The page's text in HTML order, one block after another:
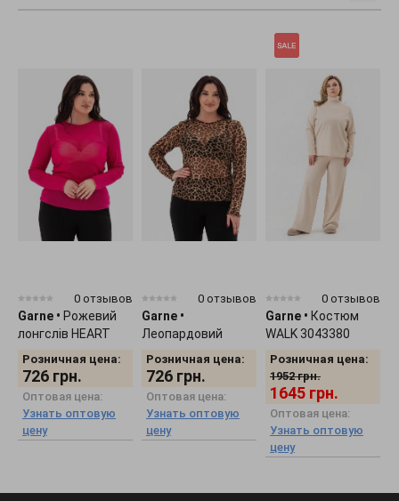
0 отзывов
Garne • Рожевий
лонгслів HEART
3043373
Розничная цена:
726 грн.
Оптовая цена:
Узнать оптовую
цену
0 отзывов
Garne •
Леопардовий
лонгслів HEART
3043374
Розничная цена:
726 грн.
Оптовая цена:
Узнать оптовую
цену
0 отзывов
Garne • Костюм
WALK 3043380
Розничная цена:
1952 грн.
1645 грн.
Оптовая цена:
Узнать оптовую
цену